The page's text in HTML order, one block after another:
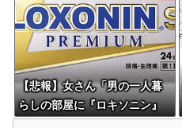
【悲報】女さん「男の一人暮
らしの部屋に『ロキソニン』